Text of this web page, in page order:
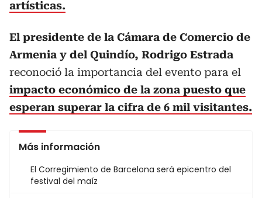
artísticas.
El presidente de la Cámara de Comercio de
Armenia y del Quindío, Rodrigo Estrada
reconoció la importancia del evento para el
impacto económico de la zona puesto que
esperan superar la cifra de 6 mil visitantes.
Más información
El Corregimiento de Barcelona será epicentro del
festival del maíz